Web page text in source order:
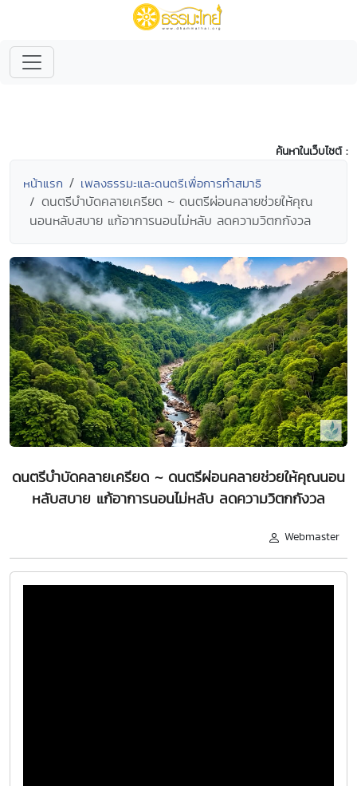
ค้นหาในเว็บไซต์ :
หน้าแรก เพลงธรรมะและดนตรีเพื่อการทำสมาธิ
ดนตรีบำบัดคลายเครียด ~ ดนตรีผ่อนคลายช่วยให้คุณ
นอนหลับสบาย แก้อาการนอนไม่หลับ ลดความวิตกกังวล
ดนตรีบำบัดคลายเครียด ~ ดนตรีผ่อนคลายช่วยให้คุณนอน
หลับสบาย แก้อาการนอนไม่หลับ ลดความวิตกกังวล
Webmaster